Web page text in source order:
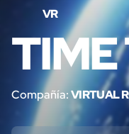
VR
TIME
Compañía:VIRTUAL